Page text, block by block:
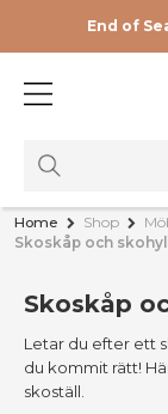
End of
Home Shop
Skoskåp och
Skoskåp
Letar du efter ett
du kommit rätt!
skoställ.